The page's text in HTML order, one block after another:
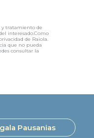
y tratamiento de
interesado.Como
de Raiola.
que no pueda
consultar la
Pausanias